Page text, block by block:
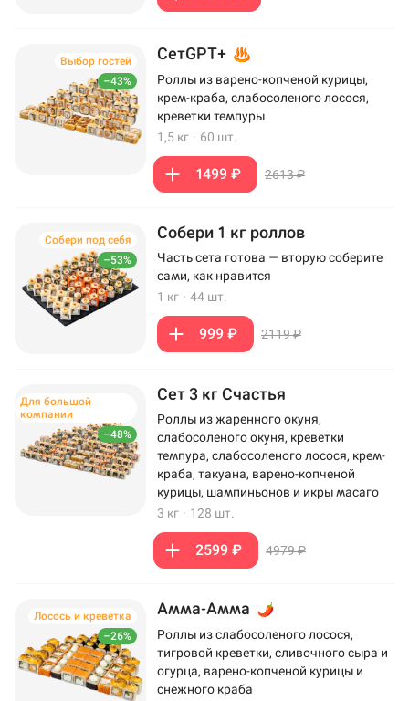
–43%
Выбор гостей СетGPT+
Роллы из варено-копченой курицы,
крем-краба, слабосоленого лосося,
креветки темпуры
1,5 кг · 60 шт.
1499 ₽ 2613 ₽
–53%
Собери под себя Собери 1 кг роллов
Часть сета готова — вторую соберите
сами, как нравится
1 кг · 44 шт.
999 ₽ 2119 ₽
–48%
Для большой
компании
Сет 3 кг Счастья
Роллы из жаренного окуня,
слабосоленого окуня, креветки
темпура, слабосоленого лосося, крем-
краба, такуана, варено-копченой
курицы, шампиньонов и икры масаго
3 кг · 128 шт.
2599 ₽ 4979 ₽
–26%
Лосось и креветка Амма-Амма
Роллы из слабосоленого лосося,
тигровой креветки, сливочного сыра и
огурца, варено-копченой курицы и
снежного краба